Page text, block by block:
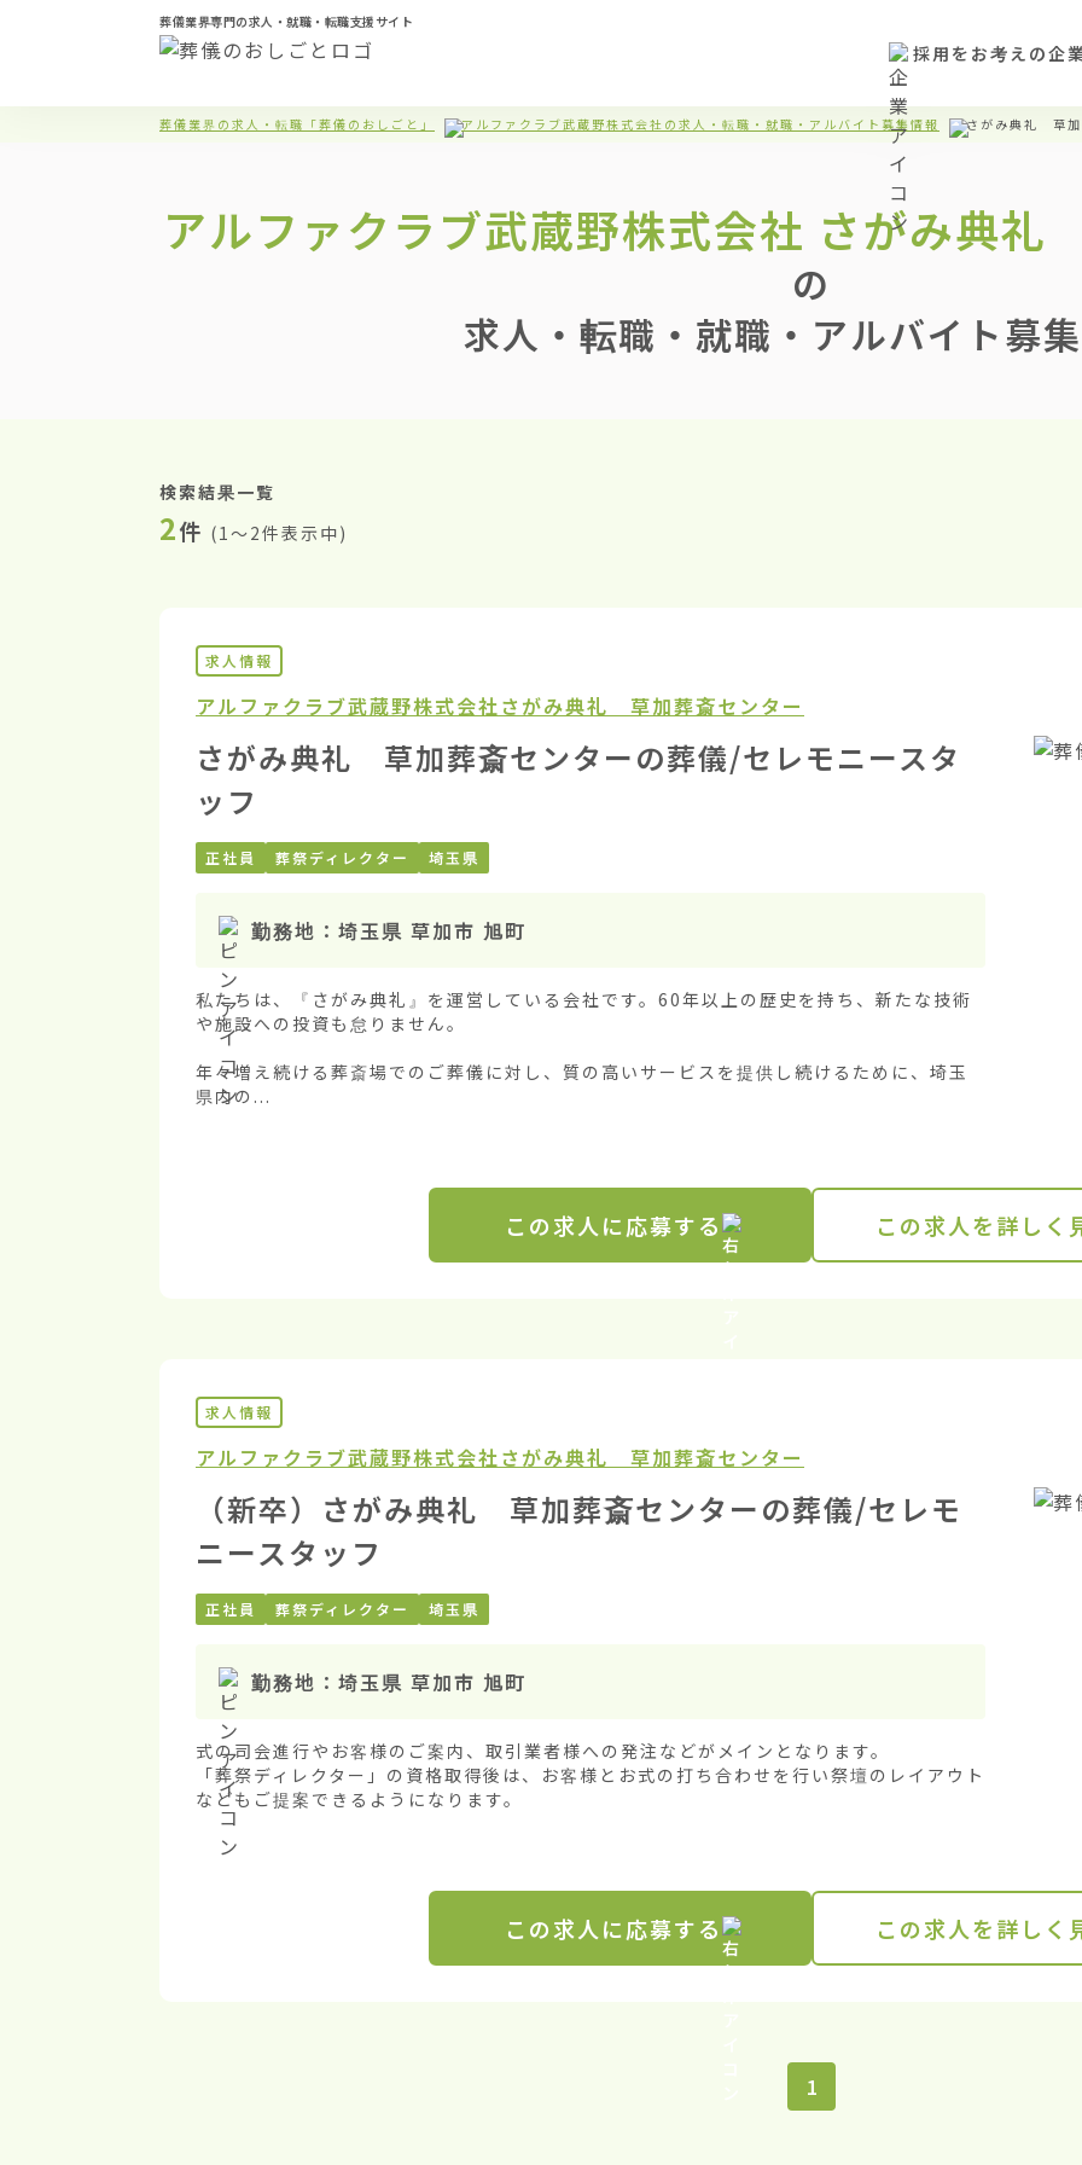
葬儀業界専門の求人・就職・転職支援サイト
採用をお考えの企
葬儀業界の求人・転職「葬儀のおしごと」 アルファクラブ武蔵野株式会社の求人・転職・就職・アルバイト募集情報 さがみ典礼 草加
アルファクラブ武蔵野株式会社 さがみ典礼
の
求人・転職・就職・アルバイト募
検索結果一覧
2件 (1〜2件表示中)
求人情報
アルファクラブ武蔵野株式会社さがみ典礼 草加葬斎センター
さがみ典礼 草加葬斎センターの葬儀/セレモニースタ
ッフ
正社員 葬祭ディレクター 埼玉県
勤務地： 埼玉県 草加市 旭町
私たちは、『さがみ典礼』を運営している会社です。60年以上の歴史を持ち、新たな技術
や施設への投資も怠りません。
年々増え続ける葬斎場でのご葬儀に対し、質の高いサービスを提供し続けるために、埼玉
県内の...
この求人に応募する この求人を詳しく
求人情報
アルファクラブ武蔵野株式会社さがみ典礼 草加葬斎センター
（新卒）さがみ典礼 草加葬斎センターの葬儀/セレモ
ニースタッフ
正社員 葬祭ディレクター 埼玉県
勤務地： 埼玉県 草加市 旭町
式の司会進行やお客様のご案内、取引業者様への発注などがメインとなります。
「葬祭ディレクター」の資格取得後は、お客様とお式の打ち合わせを行い祭壇のレイアウト
などもご提案できるようになります。
この求人に応募する この求人を詳しく
1